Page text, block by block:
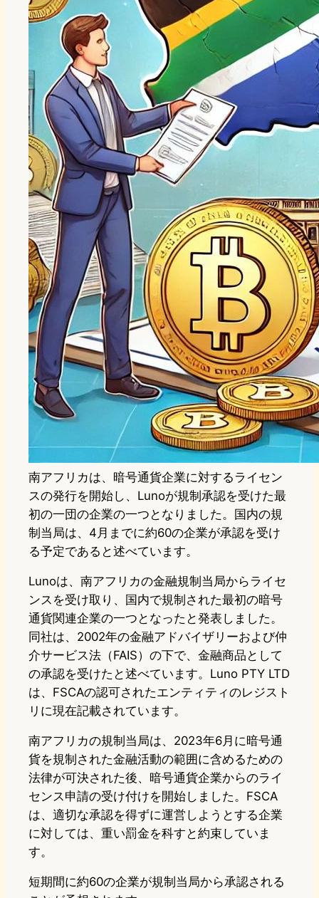
南アフリカは、暗号通貨企業に対するライセン
スの発行を開始し、Lunoが規制承認を受けた最
初の一団の企業の一つとなりました。国内の規
制当局は、4月までに約60の企業が承認を受け
る予定であると述べています。
Lunoは、南アフリカの金融規制当局からライセ
ンスを受け取り、国内で規制された最初の暗号
通貨関連企業の一つとなったと発表しました。
同社は、2002年の金融アドバイザリーおよび仲
介サービス法（FAIS）の下で、金融商品として
の承認を受けたと述べています。Luno PTY LTD
は、FSCAの認可されたエンティティのレジスト
リに現在記載されています。
南アフリカの規制当局は、2023年6月に暗号通
貨を規制された金融活動の範囲に含めるための
法律が可決された後、暗号通貨企業からのライ
センス申請の受け付けを開始しました。FSCA
は、適切な承認を得ずに運営しようとする企業
に対しては、重い罰金を科すと約束していま
す。
短期間に約60の企業が規制当局から承認される